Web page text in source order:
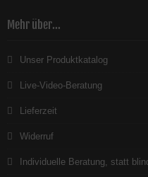
Mehr über...
Unser Produktkatalog
Live-Video-Beratung
Lieferzeit
Widerruf
Individuelle Beratung, statt